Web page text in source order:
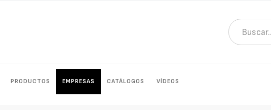
PRODUCTOS EMPRESAS CATÁLOGOS VÍDEOS